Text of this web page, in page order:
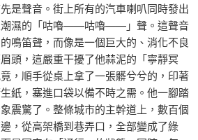
是聲音。街上所有的汽車喇叭同時發出
潮濕的「咕嚕——咕嚕——」聲。這聲音
鳴笛聲，而像是一個巨大的、消化不良
頭，這嚴重干擾了他蒜泥的「寧靜冥
，順手從桌上拿了一張髒兮兮的，印著
紙，塞進口袋以備不時之需。他一腳踏
震驚了。整條城市的主幹道上，數百個
，從高架橋到巷弄口，全部變成了綠